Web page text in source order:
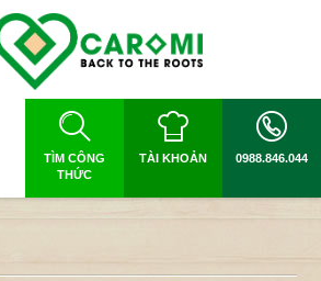
TÌM CÔNG
THỨC
TÀI KHOẢN 0988.846.044